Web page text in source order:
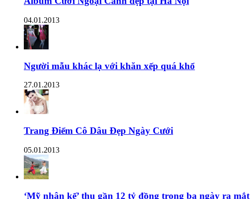
04.01.2013
Người mẫu khác lạ với khăn xếp quá khổ
27.01.2013
Trang Điểm Cô Dâu Đẹp Ngày Cưới
05.01.2013
‘Mỹ nhân kế’ thu gần 12 tỷ đồng trong ba ngày ra mắt